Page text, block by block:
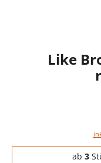
Like
Staffelpreise -
ab 3